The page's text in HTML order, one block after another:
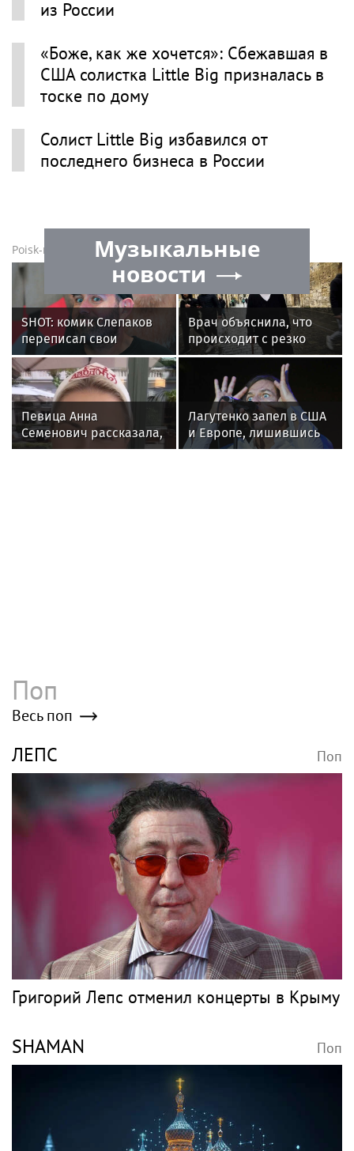
Little Big в новостях
Сбежавшему в США солисту Little Big
SHOT: комик Слепаков
переписал свои
квартиры в РФ на
родителей после
Врач объяснила, что
происходит с резко
похудевшей Пугачёвой:
"Вылечить уже нельзя"
Семенович рассказала,
возлюбленным в
Европу
Лагутенко запел в США
и Европе, лишившись
дома в Малибу
Музыкальные